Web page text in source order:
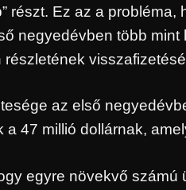
részt. Ez az a
negyedévben több
az első
a 47 millió dollárnak,
egyre növekvő